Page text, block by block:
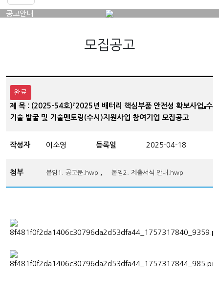
공고안내
모집공고
완료
제 목 : (2025-54호)『2025년 배터리 핵심부품 안전성 확보사업』수요
기술 발굴 및 기술멘토링(수시)지원사업 참여기업 모집공고
작성자 이소영 등록일 2025-04-18
첨부 붙임1. 공고문.hwp 붙임2. 제출서식 안내.hwp